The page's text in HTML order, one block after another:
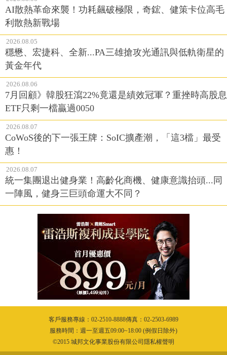
股票 ‧ 熱門排行
2026.08.06
AI散熱革命來襲！功耗飆破極限，奇鋐、健策卡位高毛
利散熱新戰場
2026.08.05
穩懋、宏捷科、全新...PA三雄搶攻光通訊與低軌衛星的
黃金年代
2026.08.06
7月回顧》韓股狂瀉22%竟還是績效冠軍？重挫時高股息
ETF只剩一檔贏過0050
2026.08.07
CoWoS後的下一張王牌：SoIC擴產潮，「這3檔」最受
惠！
2026.08.07
統一集團退出健身業！高齡化商機、健康意識抬頭...同
客戶服務專線：02-2510-8888傳真：02-2503-6989